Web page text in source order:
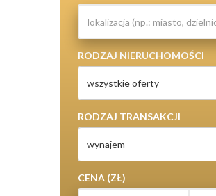
RODZAJ NIERUCHOMOŚCI
wszystkie oferty
RODZAJ TRANSAKCJI
wynajem
CENA (ZŁ)